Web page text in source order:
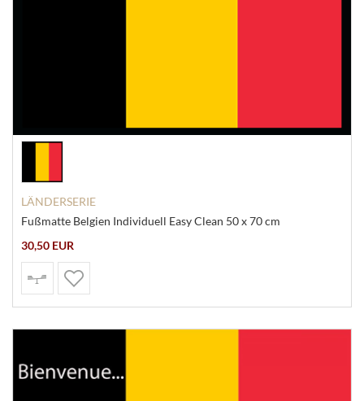
LÄNDERSERIE
Fußmatte Belgien Individuell Easy Clean 50 x 70 cm
30,50 EUR